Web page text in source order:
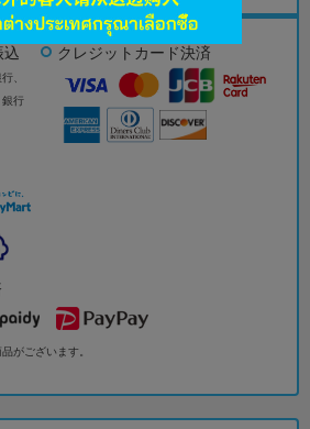
込
、
銀行
クレジットカード決済
がございます。